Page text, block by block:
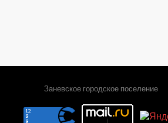
Заневское городское поселение